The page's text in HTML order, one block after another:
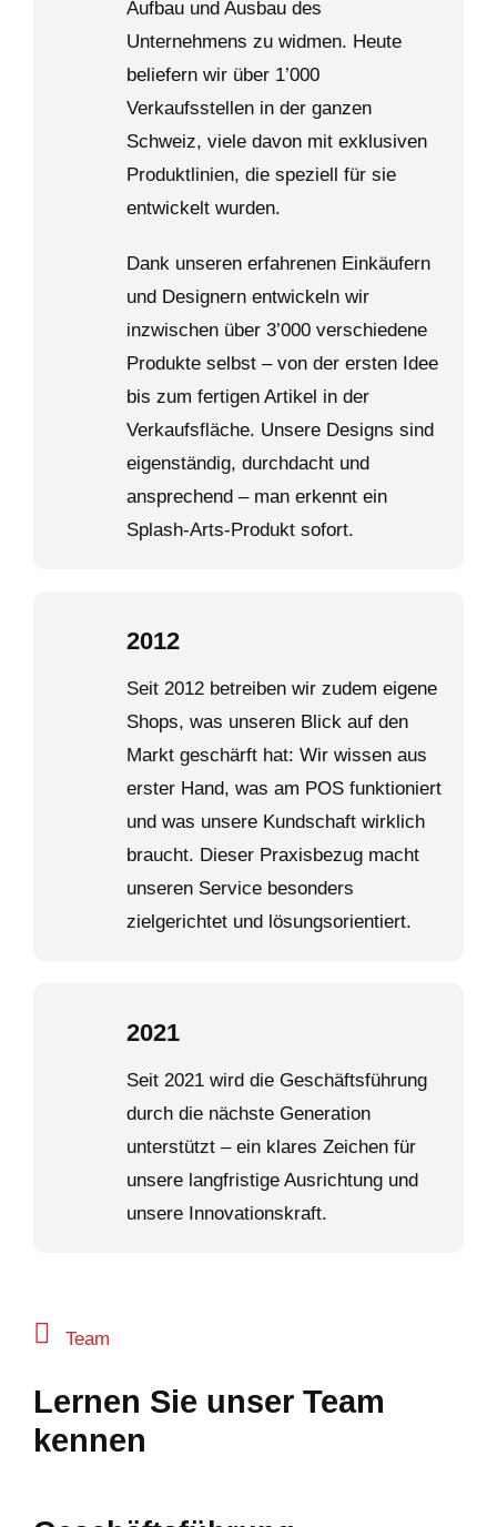
Aufbau und Ausbau des
Unternehmens zu widmen. Heute
beliefern wir über 1’000
Verkaufsstellen in der ganzen
Schweiz, viele davon mit exklusiven
Produktlinien, die speziell für sie
entwickelt wurden.
Dank unseren erfahrenen Einkäufern
und Designern entwickeln wir
inzwischen über 3’000 verschiedene
Produkte selbst – von der ersten Idee
bis zum fertigen Artikel in der
Verkaufsfläche. Unsere Designs sind
eigenständig, durchdacht und
ansprechend – man erkennt ein
Splash-Arts-Produkt sofort.
2012
Seit 2012 betreiben wir zudem eigene
Shops, was unseren Blick auf den
Markt geschärft hat: Wir wissen aus
erster Hand, was am POS funktioniert
und was unsere Kundschaft wirklich
braucht. Dieser Praxisbezug macht
unseren Service besonders
zielgerichtet und lösungsorientiert.
2021
Seit 2021 wird die Geschäftsführung
durch die nächste Generation
unterstützt – ein klares Zeichen für
unsere langfristige Ausrichtung und
unsere Innovationskraft.
Team
Lernen Sie unser Team
kennen